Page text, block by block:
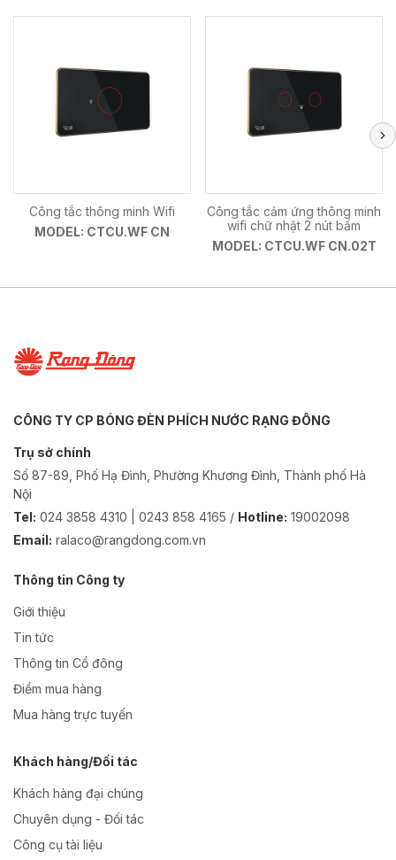
Công tắc thông minh Wifi
MODEL: CTCU.WF CN
Công tắc cảm ứng thông minh
wifi chữ nhật 2 nút bấm
MODEL: CTCU.WF CN.02T
CÔNG TY CP BÓNG ĐÈN PHÍCH NƯỚC RẠNG ĐÔNG
Trụ sở chính
Số 87-89, Phố Hạ Đình, Phường Khương Đình, Thành phố Hà
Nội
Tel: 024 3858 4310 | 0243 858 4165 / Hotline: 19002098
Email: ralaco@rangdong.com.vn
Thông tin Công ty
Giới thiệu
Tin tức
Thông tin Cổ đông
Điểm mua hàng
Mua hàng trực tuyến
Khách hàng/Đối tác
Khách hàng đại chúng
Chuyên dụng - Đối tác
Công cụ tài liệu